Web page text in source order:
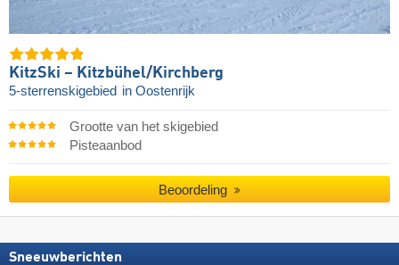
KitzSki – Kitzbühel/​Kirchberg
5-sterrenskigebied in Oostenrijk
Grootte van het skigebied
Pisteaanbod
Beoordeling
Sneeuwberichten